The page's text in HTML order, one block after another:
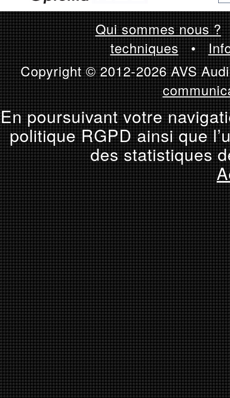
Qui sommes nous ?
techniques•
Copyright © 2012-2026 AVS
En poursuivant votre
politique RGPD ainsi que
des statistiques